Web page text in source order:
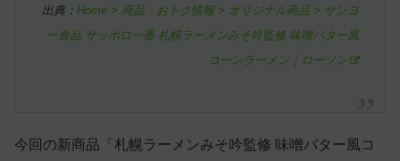
出典： Home > 商品・おトク情報 > オリジナル商品 > サンヨ
ー食品 サッポロ一番 札幌ラーメンみそ吟監修 味噌バター風
コーンラーメン｜ローソン
今回の新商品「札幌ラーメンみそ吟監修 味噌バター風コ